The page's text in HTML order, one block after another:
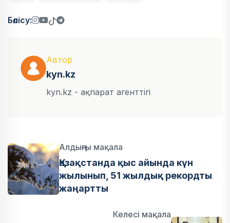
Бөлісу:
Автор
kyn.kz
kyn.kz - ақпарат агенттігі
Алдыңғы мақала
Қазақстанда қыс айында күн
жылынып, 51 жылдық рекордты
жаңартты
Келесі мақала